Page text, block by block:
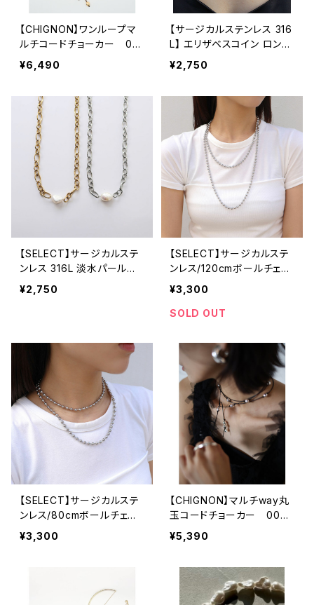
【CHIGNON】ワンループマ
ルチコードチョーカー 00
52-256SH
¥6,490
【サージカルステンレス 316
L】 エリザベスコイン ロング
ネックレス 50cm / 金属ア
レルギー対応
¥2,750
【SELECT】サージカルステ
ンレス 316L 淡水パール
マンテルネックレス 金属
アレルギー対応
¥2,750
【SELECT】サージカルステ
ンレス/120cmボールチェー
ン ロングネックレス 金属
アレルギー対応 韓国製
¥3,300
SOLD OUT
【SELECT】サージカルステ
ンレス/80cmボールチェー
ン ロングネックレス 金属
アレルギー対応 韓国製
¥3,300
【CHIGNON】マルチway丸
玉コードチョーカー 0046
-590RT
¥5,390